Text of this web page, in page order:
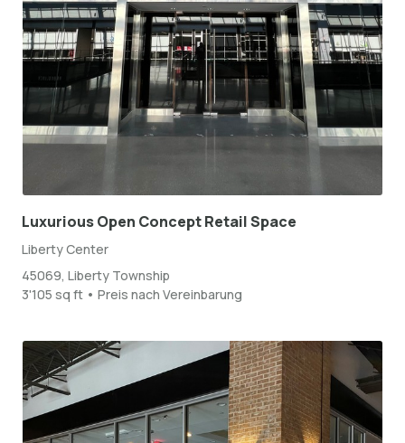
Luxurious Open Concept Retail Space
Liberty Center
45069, Liberty Township
3'105 sq ft • Preis nach Vereinbarung